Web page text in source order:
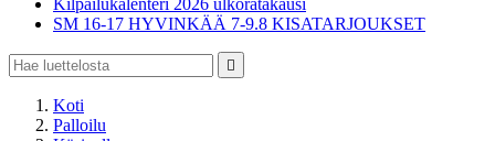
Kilpailukalenteri 2026 ulkoratakausi
SM 16-17 HYVINKÄÄ 7-9.8 KISATARJOUKSET

Koti
Palloilu